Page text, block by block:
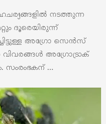
നടത്തുന്ന
ദൂരെയിരുന്ന്
അഗ്രോ സെൻസ്
വിവരങ്ങൾ അഗ്രോട്രാക്
സംരംഭകന് …